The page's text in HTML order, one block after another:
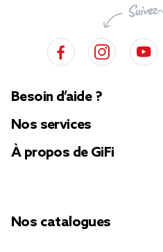
Besoin d’aide ?
Nos services
À propos de GiFi
Nos catalogues